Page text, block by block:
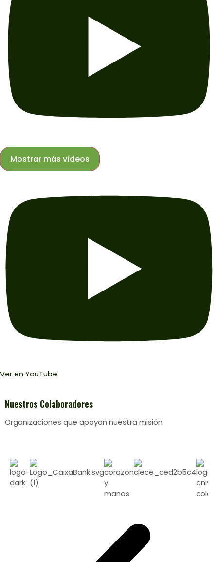
Mostrar más vídeos
Ver en YouTube
Nuestros Colaboradores
Organizaciones que apoyan nuestra misión